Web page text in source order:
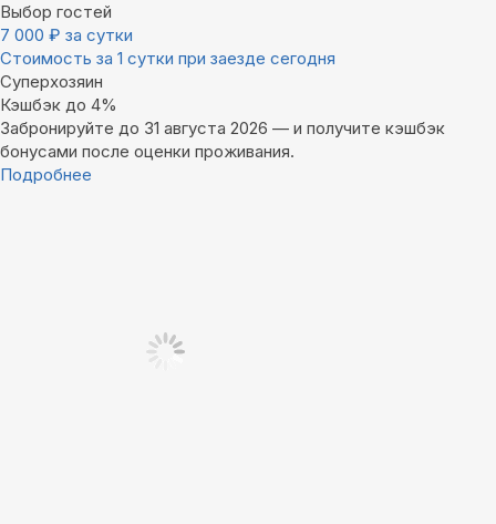
Выбор гостей
7 000 ₽ за сутки
Стоимость за 1 сутки при заезде сегодня
Суперхозяин
Кэшбэк до 4%
Забронируйте до 31 августа 2026 — и получите кэшбэк
бонусами после оценки проживания.
Подробнее